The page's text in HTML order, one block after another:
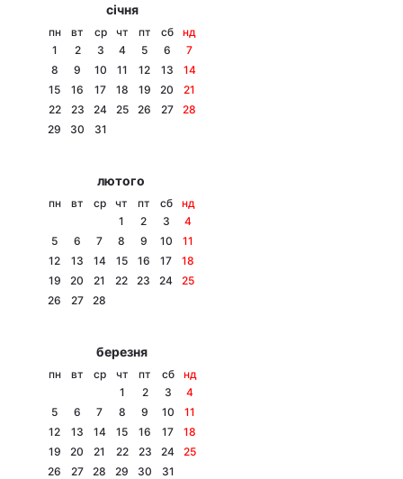
січня
пн вт ср чт пт сб
нд
1
2 3 4 5 6
7
8
9 10 11 12 13
14
15
16 17 18 19 20
21
22
23 24 25 26 27
28
29
30 31
лютого
пн вт ср чт пт сб
нд
1
2 3
4
5
6 7 8 9 10
11
12
13 14 15 16 17
18
19
20 21 22 23 24
25
26
27 28
березня
пн вт ср чт пт сб
нд
1
2 3
4
5
6 7 8 9 10
11
12
13 14 15 16 17
18
19
20 21 22 23 24
25
26
27 28 29 30 31